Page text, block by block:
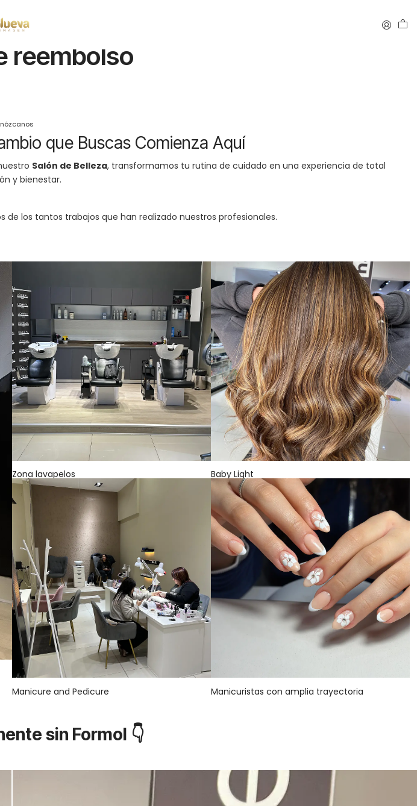
reembolso
que Buscas Comienza Aquí
Salón de Belleza, transformamos tu rutina de cuidado en una experiencia de total
y bienestar.
los tantos trabajos que han realizado nuestros profesionales.
Zona lavapelos Baby Light
Manicure and Pedicure Manicuristas con amplia trayectoria
sin Formol 👇